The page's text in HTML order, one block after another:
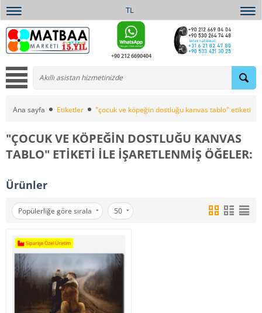
TL
+90 212 6690404
Ana sayfa Etiketler "çocuk ve köpeğin dostluğu kanvas tablo" etiketi
"ÇOCUK VE KÖPEĞIN DOSTLUĞU KANVAS
TABLO" ETIKETI ILE IŞARETLENMIŞ ÖĞELER:
Ürünler
Popülerliğe göre sırala 50
Siparişe Özel Üretim